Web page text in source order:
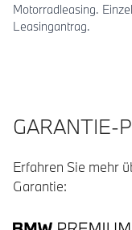
Motorradleasing.
Leasingantrag.
GARANTIE-
Erfahren Sie mehr
Garantie: